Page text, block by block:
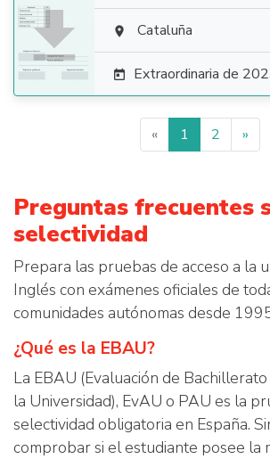
  Cataluña
 Extraordinaria de
« 1 2 »
Preguntas frecuentes
selectividad
Prepara las pruebas de acceso a la
Inglés con exámenes oficiales de
comunidades autónomas desde
¿Qué es la EBAU?
La EBAU (Evaluación de
la Universidad), EvAU o PAU es la
selectividad obligatoria en España.
comprobar si el estudiante posee la